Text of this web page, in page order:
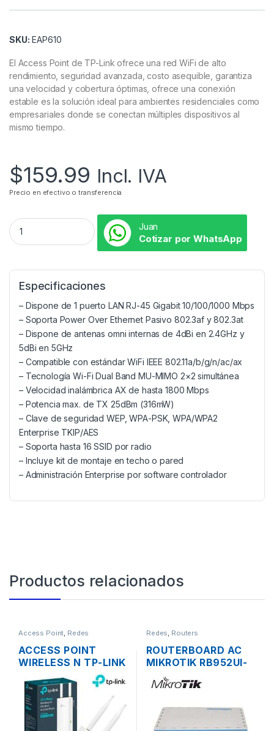
SKU: EAP610
El Access Point de TP-Link ofrece una red WiFi de alto
rendimiento, seguridad avanzada, costo asequible, garantiza
una velocidad y cobertura óptimas, ofrece una conexión
estable es la solución ideal para ambientes residenciales como
empresariales donde se conectan múltiples dispositivos al
mismo tiempo.
$159.99 Incl. IVA
Precio en efectivo o transferencia
Juan
Cotizar por WhatsApp
Especificaciones
– Dispone de 1 puerto LAN RJ-45 Gigabit 10/100/1000 Mbps
– Soporta Power Over Ethernet Pasivo 802.3af y 802.3at
– Dispone de antenas omni internas de 4dBi en 2.4GHz y
5dBi en 5GHz
– Compatible con estándar WiFi IEEE 802.11a/b/g/n/ac/ax
– Tecnología Wi-Fi Dual Band MU-MIMO 2×2 simultánea
– Velocidad inalámbrica AX de hasta 1800 Mbps
– Potencia max. de TX 25dBm (316mW)
– Clave de seguridad WEP, WPA-PSK, WPA/WPA2
Enterprise TKIP/AES
– Soporta hasta 16 SSID por radio
– Incluye kit de montaje en techo o pared
– Administración Enterprise por software controlador
Productos relacionados
Access Point, Redes
ACCESS POINT
WIRELESS N TP-LINK
EAP110 2.4GHZ DOS
ANTENAS 3DBI.
300MBPS POE
OUTDOOR
Redes, Routers
ROUTERBOARD AC
MIKROTIK RB952UI-
5AC2ND HAP AC
LITE DUAL BAND
USB OS L4